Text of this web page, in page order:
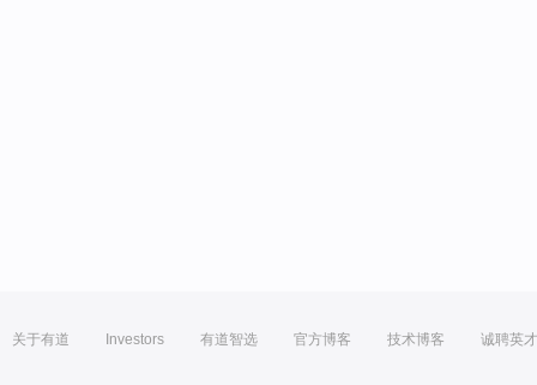
关于有道 Investors 有道智选 官方博客 技术博客 诚聘英才